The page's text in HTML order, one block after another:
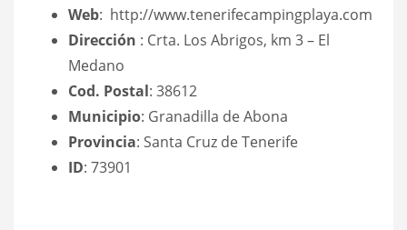
Web: http://www.tenerifecampingplaya.com
Dirección : Crta. Los Abrigos, km 3 – El
Medano
Cod. Postal: 38612
Municipio: Granadilla de Abona
Provincia: Santa Cruz de Tenerife
ID: 73901